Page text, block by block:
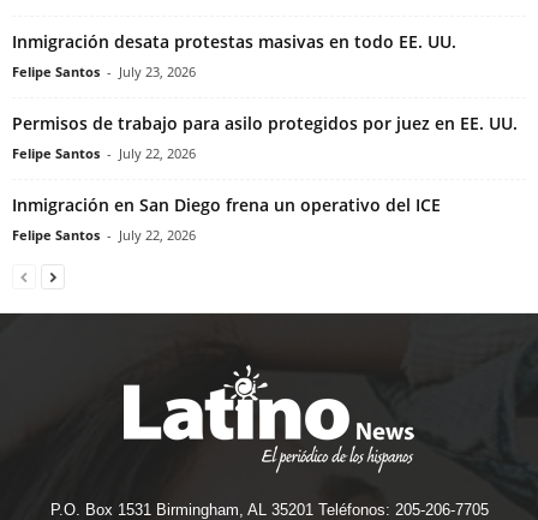
Inmigración desata protestas masivas en todo EE. UU.
Felipe Santos - July 23, 2026
Permisos de trabajo para asilo protegidos por juez en EE. UU.
Felipe Santos - July 22, 2026
Inmigración en San Diego frena un operativo del ICE
Felipe Santos - July 22, 2026
P.O. Box 1531 Birmingham, AL 35201 Teléfonos: 205-206-7705